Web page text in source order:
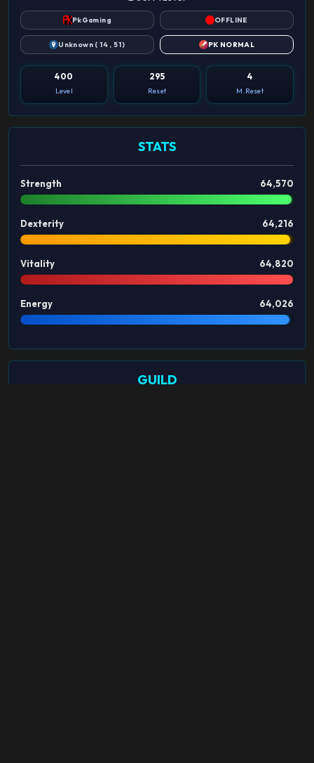
PkGaming OFFLINE
Unknown ( 14 , 51 ) PK NORMAL
400
Level
295
Reset
4
M.Reset
STATS
Strength 64,570
Dexterity 64,216
Vitality 64,820
Energy 64,026
GUILD